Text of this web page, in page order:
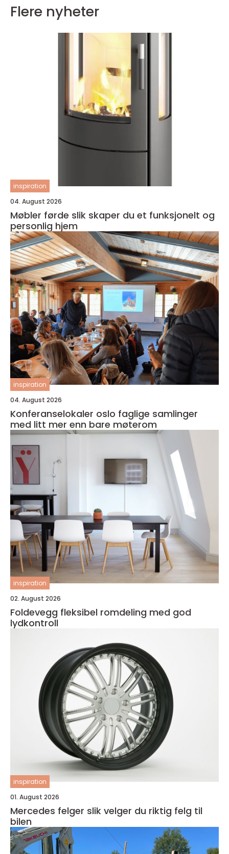
Flere nyheter
inspiration
04. August 2026
Møbler førde slik skaper du et funksjonelt og
personlig hjem
inspiration
04. August 2026
Konferanselokaler oslo faglige samlinger
med litt mer enn bare møterom
inspiration
02. August 2026
Foldevegg fleksibel romdeling med god
lydkontroll
inspiration
01. August 2026
Mercedes felger slik velger du riktig felg til
bilen